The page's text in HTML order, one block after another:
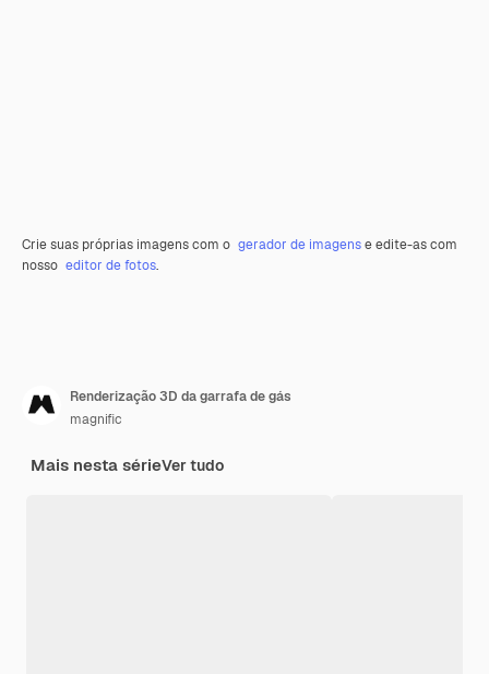
Crie suas próprias imagens com o gerador de imagense edite-as com
nosso editor de fotos.
Renderização 3D da garrafa de gás
magnific
Mais nesta sérieVer tudo